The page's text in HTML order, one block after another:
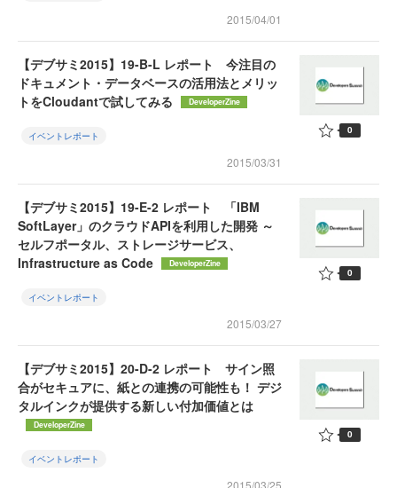
2015/04/01
【デブサミ2015】19-B-L レポート 今注目の
ドキュメント・データベースの活用法とメリッ
トをCloudantで試してみる
DeveloperZine
イベントレポート
2015/03/31
0
【デブサミ2015】19-E-2 レポート 「IBM
SoftLayer」のクラウドAPIを利用した開発 ～
セルフポータル、ストレージサービス、
Infrastructure as Code
DeveloperZine
イベントレポート
2015/03/27
0
【デブサミ2015】20-D-2 レポート サイン照
合がセキュアに、紙との連携の可能性も！ デジ
タルインクが提供する新しい付加価値とは
DeveloperZine
イベントレポート
2015/03/25
0